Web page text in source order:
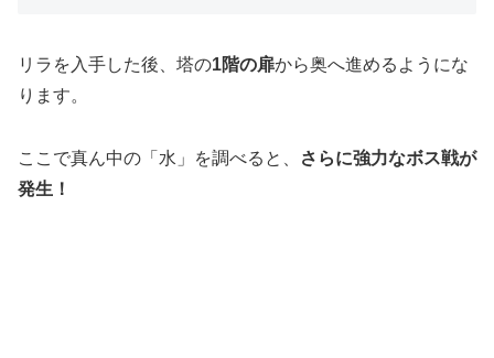
リラを入手した後、塔の1階の扉から奥へ進めるようにな
ります。
ここで真ん中の「水」を調べると、
さらに強力なボス戦が
発生！